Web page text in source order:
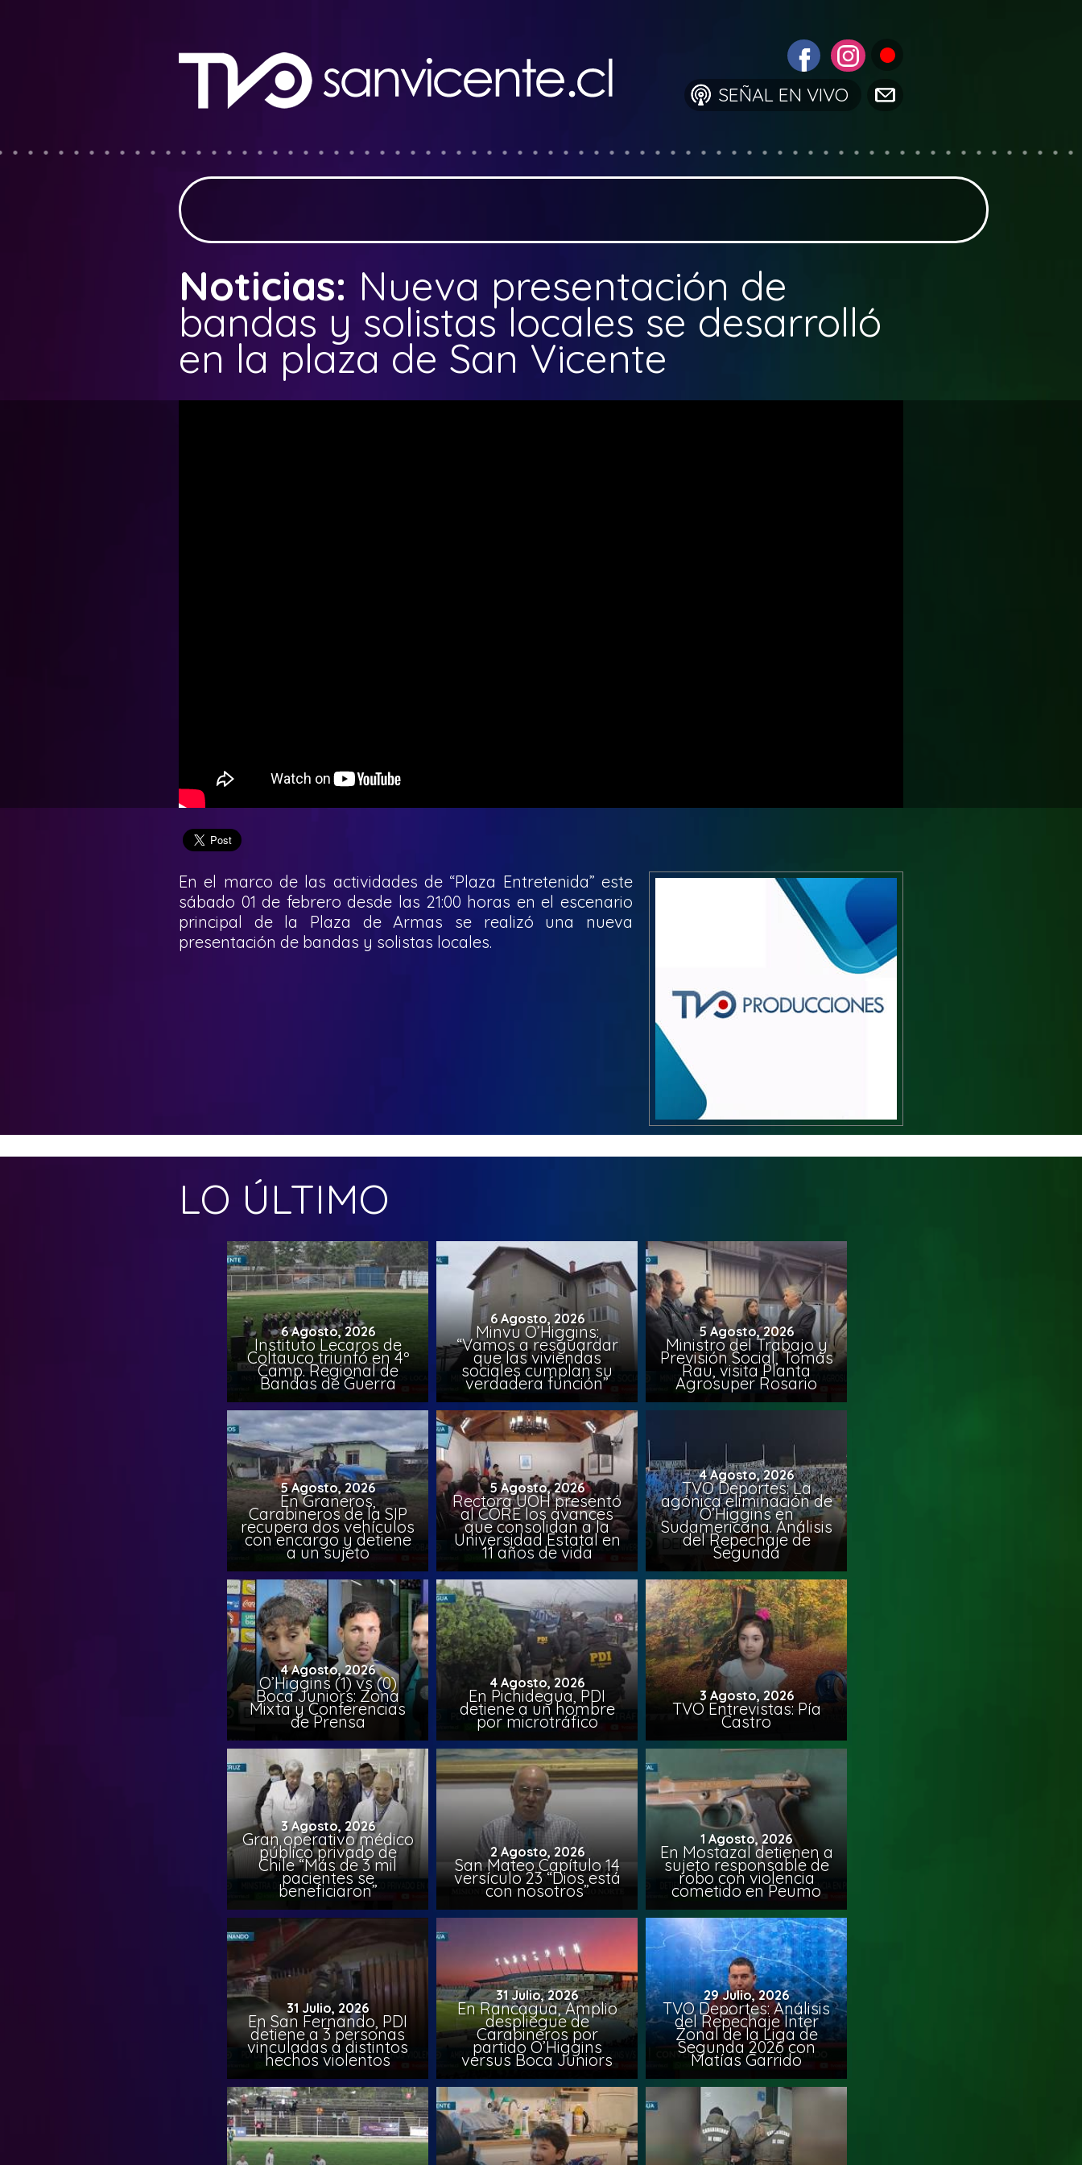
SEÑAL EN VIVO
Noticias: Nueva presentación de
bandas y solistas locales se desarrolló
en la plaza de San Vicente
En el marco de las actividades de “Plaza Entretenida” este
sábado 01 de febrero desde las 21:00 horas en el escenario
principal de la Plaza de Armas se realizó una nueva
presentación de bandas y solistas locales.
LO ÚLTIMO
6 Agosto, 2026
Instituto Lecaros de
Coltauco triunfó en 4º
Camp. Regional de
Bandas de Guerra
6 Agosto, 2026
Minvu O’Higgins:
“Vamos a resguardar
que las viviendas
sociales cumplan su
verdadera función”
5 Agosto, 2026
Ministro del Trabajo y
Previsión Social, Tomás
Rau, visita Planta
Agrosuper Rosario
5 Agosto, 2026
En Graneros,
Carabineros de la SIP
recupera dos vehículos
con encargo y detiene
a un sujeto
5 Agosto, 2026
Rectora UOH presentó
al CORE los avances
que consolidan a la
Universidad Estatal en
11 años de vida
4 Agosto, 2026
TVO Deportes: La
agónica eliminación de
O’Higgins en
Sudamericana. Análisis
del Repechaje de
Segunda
4 Agosto, 2026
O’Higgins (1) vs (0)
Boca Juniors: Zona
Mixta y Conferencias
de Prensa
4 Agosto, 2026
En Pichidegua, PDI
detiene a un hombre
por microtráfico
3 Agosto, 2026
TVO Entrevistas: Pía
Castro
3 Agosto, 2026
Gran operativo médico
público privado de
Chile “Más de 3 mil
pacientes se
beneficiaron”
2 Agosto, 2026
San Mateo Capítulo 14
versículo 23 “Dios está
con nosotros”
1 Agosto, 2026
En Mostazal detienen a
sujeto responsable de
robo con violencia
cometido en Peumo
31 Julio, 2026
En San Fernando, PDI
detiene a 3 personas
vinculadas a distintos
hechos violentos
31 Julio, 2026
En Rancagua, Amplio
despliegue de
Carabineros por
partido O’Higgins
versus Boca Juniors
29 Julio, 2026
TVO Deportes: Análisis
del Repechaje Inter
Zonal de la Liga de
Segunda 2026 con
Matías Garrido